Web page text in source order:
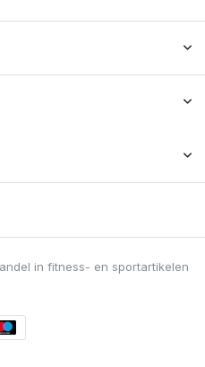
in fitness- en sportartikelen